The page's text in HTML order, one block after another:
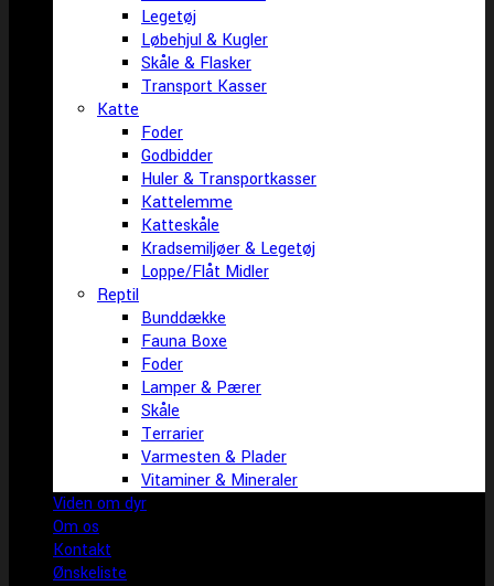
Legetøj
Løbehjul & Kugler
Skåle & Flasker
Transport Kasser
Katte
Foder
Godbidder
Huler & Transportkasser
Kattelemme
Katteskåle
Kradsemiljøer & Legetøj
Loppe/Flåt Midler
Reptil
Bunddække
Fauna Boxe
Foder
Lamper & Pærer
Skåle
Terrarier
Varmesten & Plader
Vitaminer & Mineraler
Viden om dyr
Om os
Kontakt
Ønskeliste